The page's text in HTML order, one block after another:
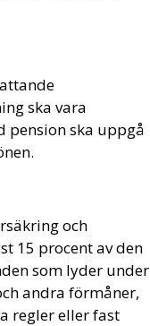
ska vara
pension ska uppgå
och
15 procent av den
som lyder under
andra förmåner,
regler eller fast